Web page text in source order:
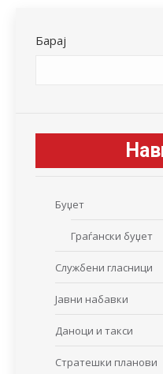
Барај
Буџет
Граѓански буџет
Службени гласници
Јавни набавки
Даноци и такси
Стратешки планови